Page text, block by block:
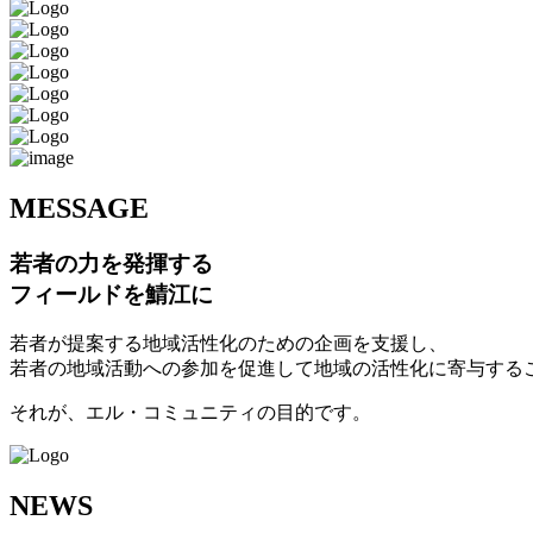
MESSAGE
若者の力を発揮する
フィールドを鯖江に
若者が提案する地域活性化のための企画を支援し、
若者の地域活動への参加を促進して地域の活性化に寄与する
それが、エル・コミュニティの目的です。
NEWS